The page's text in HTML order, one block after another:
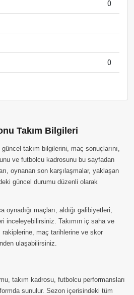
0
0
Takım Bilgileri
takım bilgilerini, maç sonuçlarını,
ve futbolcu kadrosunu bu sayfadan
oynanan son karşılaşmalar, yaklaşan
güncel durumu düzenli olarak
oynadığı maçları, aldığı galibiyetleri,
inceleyebilirsiniz. Takımın iç saha ve
rakiplerine, maç tarihlerine ve skor
ulaşabilirsiniz.
takım kadrosu, futbolcu performansları
sunulur. Sezon içerisindeki tüm